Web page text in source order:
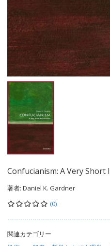
Confucianism: A Very
著者: Daniel K. Gardner
(0)
関連カテゴリー